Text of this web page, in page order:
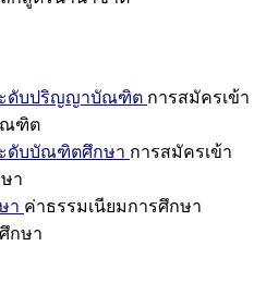
ะดับปริญญาบัณฑิต การสมัครเข้า
ณฑิต
ดับบัณฑิตศึกษา การสมัครเข้า
า
า ค่าธรรมเนียมการศึกษา
กษา